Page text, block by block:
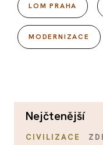
LOM PRAHA
MODERNIZACE
nejčtenější
CIVILIZACE